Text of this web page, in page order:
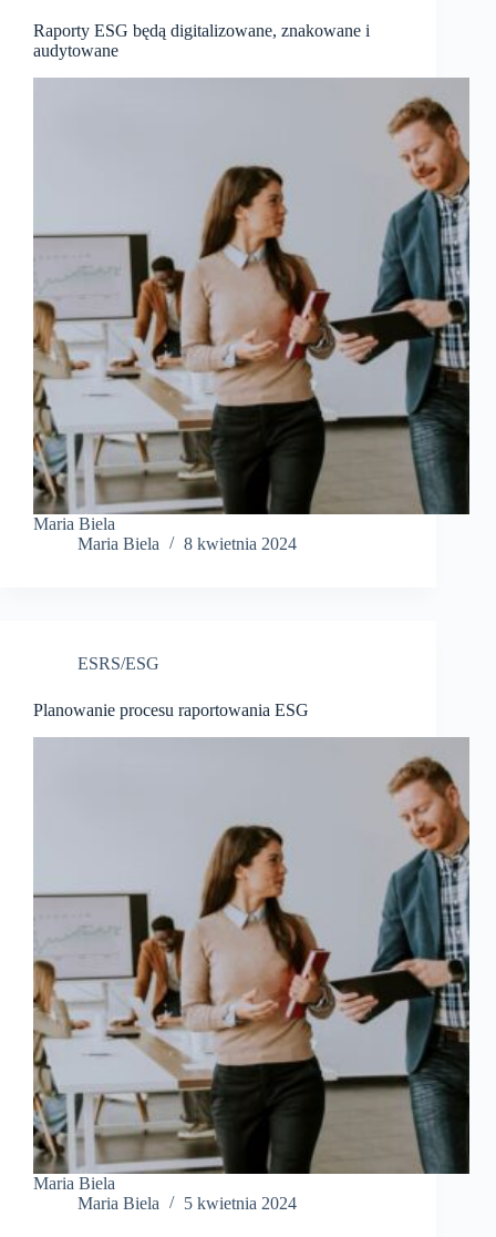
Raporty ESG będą digitalizowane, znakowane i
audytowane
Maria Biela
Maria Biela
8 kwietnia 2024
ESRS/ESG
Planowanie procesu raportowania ESG
Maria Biela
Maria Biela
5 kwietnia 2024